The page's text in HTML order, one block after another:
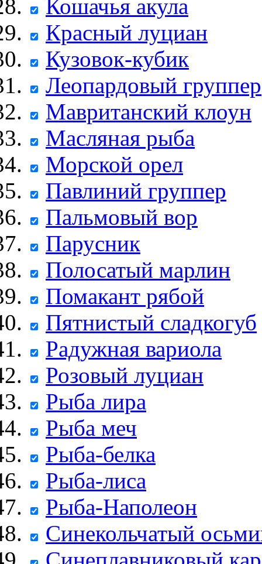
Кошачья акула
Красный луциан
Кузовок-кубик
Леопардовый группер
Мавританский клоун
Масляная рыба
Морской орел
Павлиний группер
Пальмовый вор
Парусник
Полосатый марлин
Помакант рябой
Пятнистый сладкогуб
Радужная вариола
Розовый луциан
Рыба лира
Рыба меч
Рыба-белка
Рыба-лиса
Рыба-Наполеон
Синекольчатый